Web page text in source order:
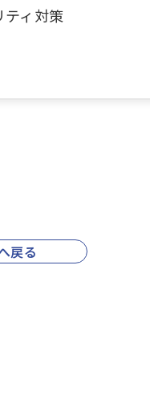
ティ対策
戻る